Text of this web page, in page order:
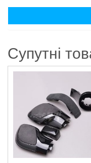
Супутні